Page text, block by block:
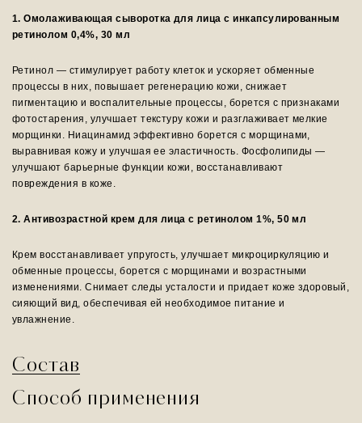
1. Омолаживающая сыворотка для лица с инкапсулированным
ретинолом 0,4%, 30 мл
Ретинол — стимулирует работу клеток и ускоряет обменные
процессы в них, повышает регенерацию кожи, снижает
пигментацию и воспалительные процессы, борется с признаками
фотостарения, улучшает текстуру кожи и разглаживает мелкие
морщинки. Ниацинамид эффективно борется с морщинами,
выравнивая кожу и улучшая ее эластичность. Фосфолипиды —
улучшают барьерные функции кожи, восстанавливают
повреждения в коже.
2. Антивозрастной крем для лица с ретинолом 1%, 50 мл
Крем восстанавливает упругость, улучшает микроциркуляцию и
обменные процессы, борется с морщинами и возрастными
изменениями. Снимает следы усталости и придает коже здоровый,
сияющий вид, обеспечивая ей необходимое питание и
увлажнение.
Состав
Способ применения